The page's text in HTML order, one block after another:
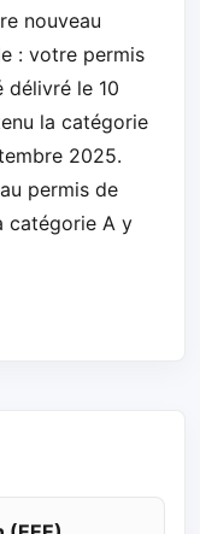
nouveau
: votre permis
délivré le 10
la catégorie
2025.
permis de
catégorie A y